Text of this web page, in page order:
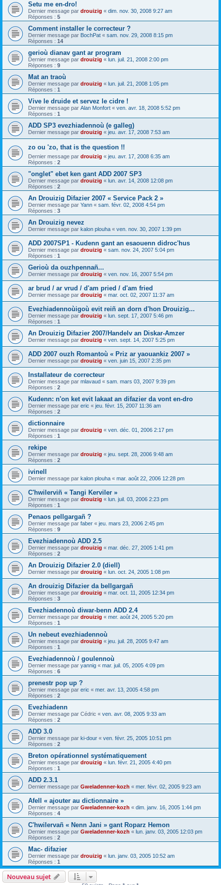
Setu me en-dro!
Dernier message par drouizig « dim. nov. 30, 2008 9:27 am
Réponses : 5
Comment installer le correcteur ?
Dernier message par BochPat « sam. nov. 29, 2008 8:15 pm
Réponses : 14
gerioù dianav gant ar program
Dernier message par drouizig « lun. juil. 21, 2008 2:00 pm
Réponses : 9
Mat an traoù
Dernier message par drouizig « lun. juil. 21, 2008 1:05 pm
Réponses : 1
Vive le druide et servez le cidre !
Dernier message par Alan Monfort « ven. avr. 18, 2008 5:52 pm
Réponses : 1
ADD SP3 evezhiadennoù (e galleg)
Dernier message par drouizig « jeu. avr. 17, 2008 7:53 am
zo ou 'zo, that is the question !!
Dernier message par drouizig « jeu. avr. 17, 2008 6:35 am
Réponses : 2
"onglet" ebet ken gant ADD 2007 SP3
Dernier message par drouizig « lun. avr. 14, 2008 12:08 pm
Réponses : 2
An Drouizig Difazier 2007 « Service Pack 2 »
Dernier message par Yann « sam. févr. 02, 2008 4:54 pm
Réponses : 3
An Drouizig nevez
Dernier message par kalon plouha « ven. nov. 30, 2007 1:39 pm
ADD 2007SP1 - Kudenn gant an esaouenn didroc'hus
Dernier message par drouizig « sam. nov. 24, 2007 5:04 pm
Réponses : 1
Gerioù da ouzhpennañ...
Dernier message par drouizig « ven. nov. 16, 2007 5:54 pm
ar brud / ar vrud / d'am pried / d'am fried
Dernier message par drouizig « mar. oct. 02, 2007 11:37 am
Evezhiadennoùigoù evit reiñ an dorn d'hon Drouizig...
Dernier message par drouizig « lun. sept. 17, 2007 5:46 pm
Réponses : 1
An Drouizig Difazier 2007/Handelv an Diskar-Amzer
Dernier message par drouizig « ven. sept. 14, 2007 5:25 pm
ADD 2007 ouzh Romantoù « Priz ar yaouankiz 2007 »
Dernier message par drouizig « ven. juin 15, 2007 2:35 pm
Installateur de correcteur
Dernier message par mlavaud « sam. mars 03, 2007 9:39 pm
Réponses : 2
Kudenn: n'on ket evit lakaat an difazier da vont en-dro
Dernier message par eric « jeu. févr. 15, 2007 11:36 am
Réponses : 2
dictionnaire
Dernier message par drouizig « ven. déc. 01, 2006 2:17 pm
Réponses : 1
rekipe
Dernier message par drouizig « jeu. sept. 28, 2006 9:48 am
Réponses : 2
ivinell
Dernier message par kalon plouha « mar. août 22, 2006 12:28 pm
C'hwilerviñ « Tangi Kerviler »
Dernier message par drouizig « lun. juil. 03, 2006 2:23 pm
Réponses : 1
Penaos pellgargañ ?
Dernier message par faber « jeu. mars 23, 2006 2:45 pm
Réponses : 9
Evezhiadennoù ADD 2.5
Dernier message par drouizig « mar. déc. 27, 2005 1:41 pm
Réponses : 2
An Drouizig Difazier 2.0 (diell)
Dernier message par drouizig « lun. oct. 24, 2005 1:08 pm
An drouizig Difazier da bellgargañ
Dernier message par drouizig « mar. oct. 11, 2005 12:34 pm
Réponses : 3
Evezhiadennoù diwar-benn ADD 2.4
Dernier message par drouizig « mer. août 24, 2005 5:20 pm
Réponses : 1
Un nebeut evezhiadennoù
Dernier message par drouizig « jeu. juil. 28, 2005 9:47 am
Réponses : 1
Evezhiadennoù / goulennoù
Dernier message par yannig « mar. juil. 05, 2005 4:09 pm
Réponses : 6
prenestr pop up ?
Dernier message par eric « mer. avr. 13, 2005 4:58 pm
Réponses : 2
Evezhiadenn
Dernier message par Cédric « ven. avr. 08, 2005 9:33 am
Réponses : 2
ADD 3.0
Dernier message par ki-dour « ven. févr. 25, 2005 10:51 pm
Réponses : 2
Breton opérationnel systématiquement
Dernier message par drouizig « lun. févr. 21, 2005 4:40 pm
Réponses : 1
ADD 2.3.1
Dernier message par Gweladenner-kozh « mer. févr. 02, 2005 9:23 am
Afell « ajouter au dictionnaire »
Dernier message par Gweladenner-kozh « dim. janv. 16, 2005 1:44 pm
Réponses : 4
C'hwilervañ « Nenn Jani » gant Roparz Hemon
Dernier message par Gweladenner-kozh « lun. janv. 03, 2005 12:03 pm
Réponses : 2
Mac- difazier
Dernier message par drouizig « lun. janv. 03, 2005 10:52 am
Réponses : 1
Nouveau sujet